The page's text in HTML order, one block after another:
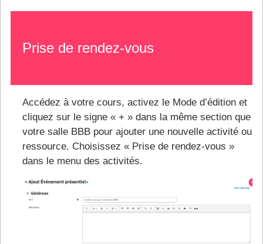
Prise de rendez-vous
Accédez à votre cours, activez le Mode d’édition et
cliquez sur le signe « + » dans la même section que
votre salle BBB pour ajouter une nouvelle activité ou
ressource. Choisissez « Prise de rendez-vous »
dans le menu des activités.